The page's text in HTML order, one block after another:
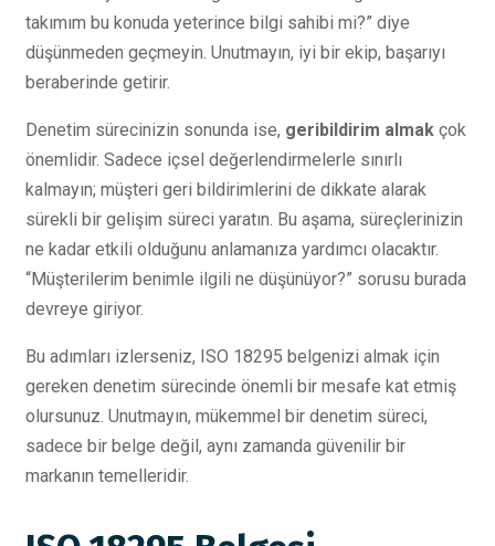
takımım bu konuda yeterince bilgi sahibi mi?” diye
düşünmeden geçmeyin. Unutmayın, iyi bir ekip, başarıyı
beraberinde getirir.
Denetim sürecinizin sonunda ise, geribildirim almak çok
önemlidir. Sadece içsel değerlendirmelerle sınırlı
kalmayın; müşteri geri bildirimlerini de dikkate alarak
sürekli bir gelişim süreci yaratın. Bu aşama, süreçlerinizin
ne kadar etkili olduğunu anlamanıza yardımcı olacaktır.
“Müşterilerim benimle ilgili ne düşünüyor?” sorusu burada
devreye giriyor.
Bu adımları izlerseniz, ISO 18295 belgenizi almak için
gereken denetim sürecinde önemli bir mesafe kat etmiş
olursunuz. Unutmayın, mükemmel bir denetim süreci,
sadece bir belge değil, aynı zamanda güvenilir bir
markanın temelleridir.